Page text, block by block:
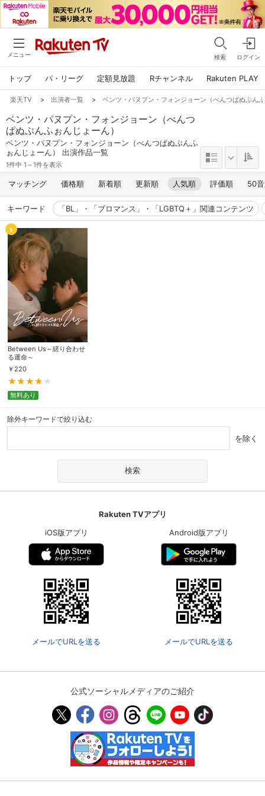
メニュー 検索 ログイン
トップ パ・リーグ 定額見放題 Rチャンネル Rakuten PLAY
楽天TV > 出演者一覧 > ベンツ・パヌプン・フォンジョーン（べんつぱぬぷん
ベンツ・パヌプン・フォンジョーン（べんつ
ぱぬぷんふぉんじょーん）
ベンツ・パヌプン・フォンジョーン（べんつぱぬぷんふ
ぉんじょーん） 出演作品一覧
1件中 1～1件を表示
マッチング 価格順 新着順 更新順 人気順 評価順 50
キーワード 「BL」・「ブロマンス」・「LGBTQ＋」関連コンテンツ
1
Between Us～縒り合わせ
る運命～
￥ 220
無料あり
除外キーワードで絞り込む
を除く
Rakuten TVアプリ
iOS版アプリ
メールでURLを送る
Android版アプリ
メールでURLを送る
公式ソーシャルメディアのご紹介